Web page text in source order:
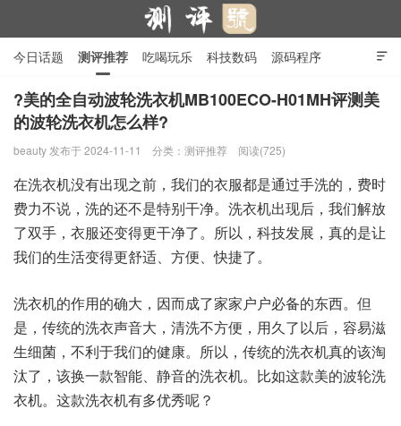
测评号

今日话题 测评推荐 吃喝玩乐 科技数码 源码程序
行业产品 在线投稿 隐私政策
?美的全自动波轮洗衣机MB100ECO-H01MH评测美
的波轮洗衣机怎么样?
beauty 发布于 2024-11-11 分类： 测评推荐 阅读(725)
在洗衣机没有出现之前，我们的衣服都是通过手洗的，费时
费力不说，洗的还不是特别干净。洗衣机出现后，我们解放
了双手，衣服还变得更干净了。所以，科技发展，真的是让
我们的生活变得更舒适、方便、快捷了。
洗衣机的作用的确大，因而成了家家户户必备的东西。但
是，传统的洗衣声音大，清洗不方便，用久了以后，容易滋
生细菌，不利于我们的健康。所以，传统的洗衣机真的该淘
汰了，该换一款智能、静音的洗衣机。比如这款美的波轮洗
衣机。这款洗衣机有多优秀呢？